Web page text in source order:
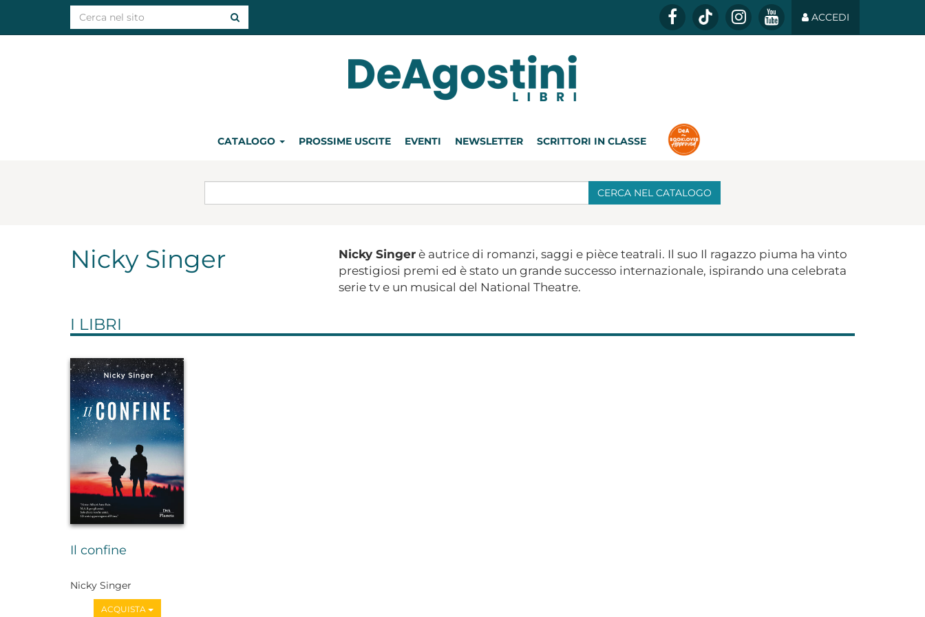
ACCEDI
CATALOGO PROSSIME USCITE EVENTI NEWSLETTER SCRITTORI IN CLASSE
CERCA NEL CATALOGO
Nicky Singer Nicky Singer è autrice di romanzi, saggi e pièce teatrali. Il suo Il ragazzo piuma ha vinto
prestigiosi premi ed è stato un grande successo internazionale, ispirando una celebrata
serie tv e un musical del National Theatre.
I LIBRI
Il confine
Nicky Singer
ACQUISTA